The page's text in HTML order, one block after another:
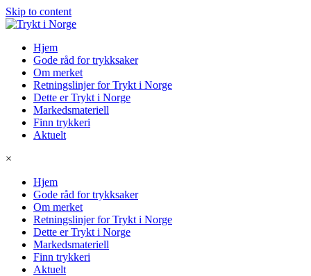
Skip to content
Hjem
Gode råd for trykksaker
Om merket
Retningslinjer for Trykt i Norge
Dette er Trykt i Norge
Markedsmateriell
Finn trykkeri
Aktuelt
×
Hjem
Gode råd for trykksaker
Om merket
Retningslinjer for Trykt i Norge
Dette er Trykt i Norge
Markedsmateriell
Finn trykkeri
Aktuelt